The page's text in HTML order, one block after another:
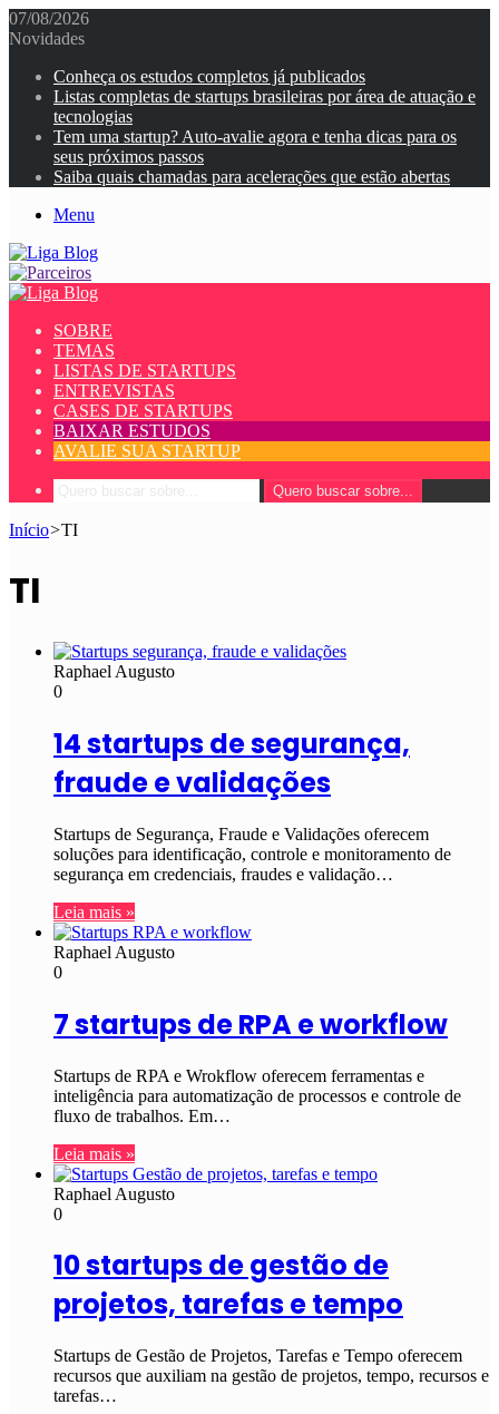
07/08/2026
Novidades
Conheça os estudos completos já publicados
Listas completas de startups brasileiras por área de atuação e
tecnologias
Tem uma startup? Auto-avalie agora e tenha dicas para os
seus próximos passos
Saiba quais chamadas para acelerações que estão abertas
Menu
SOBRE
TEMAS
LISTAS DE STARTUPS
ENTREVISTAS
CASES DE STARTUPS
BAIXAR ESTUDOS
AVALIE SUA STARTUP
Quero buscar sobre...
Início>TI
TI
Raphael Augusto
0
14 startups de segurança,
fraude e validações
Startups de Segurança, Fraude e Validações oferecem
soluções para identificação, controle e monitoramento de
segurança em credenciais, fraudes e validação…
Leia mais »
Raphael Augusto
0
7 startups de RPA e workflow
Startups de RPA e Wrokflow oferecem ferramentas e
inteligência para automatização de processos e controle de
fluxo de trabalhos. Em…
Leia mais »
Raphael Augusto
0
10 startups de gestão de
projetos, tarefas e tempo
Startups de Gestão de Projetos, Tarefas e Tempo oferecem
recursos que auxiliam na gestão de projetos, tempo, recursos e
tarefas…